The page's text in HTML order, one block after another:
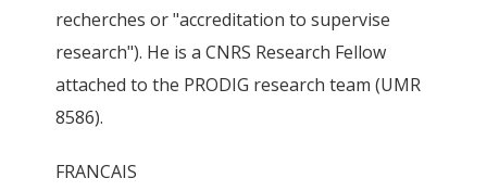
recherches or "accreditation to supervise
research"). He is a CNRS Research Fellow
attached to the PRODIG research team (UMR
8586).
FRANCAIS